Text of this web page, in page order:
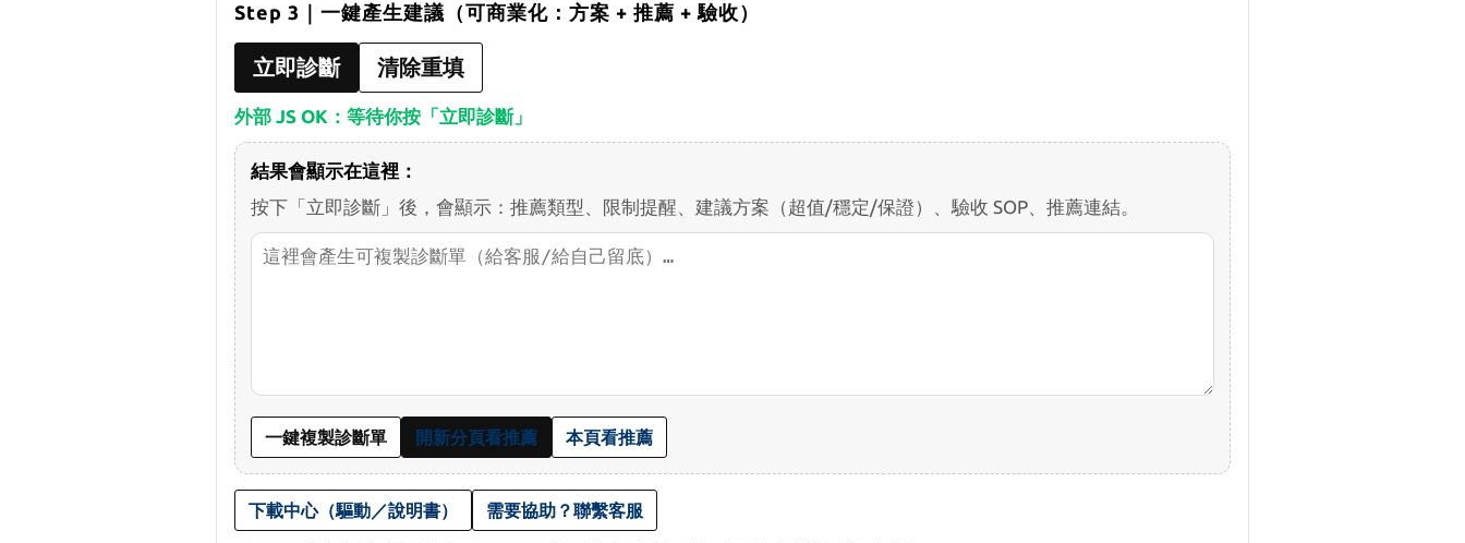
Step 3｜一鍵產生建議（可商業化：方案 + 推薦 + 驗收）
立即診斷 清除重填
外部 JS OK：等待你按「立即診斷」
結果會顯示在這裡：
按下「立即診斷」後，會顯示：推薦類型、限制提醒、建議方案（超值/穩定/保證）、驗收 SOP、推薦連結。
一鍵複製診斷單 開新分頁看推薦 本頁看推薦
下載中心（驅動／說明書） 需要協助？聯繫客服